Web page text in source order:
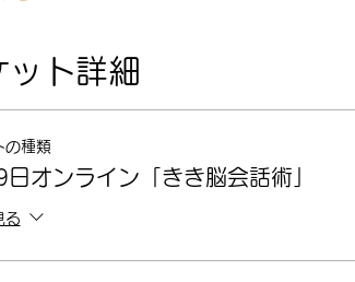
ット詳細
の種類
オンライン「きき脳会話術」
る